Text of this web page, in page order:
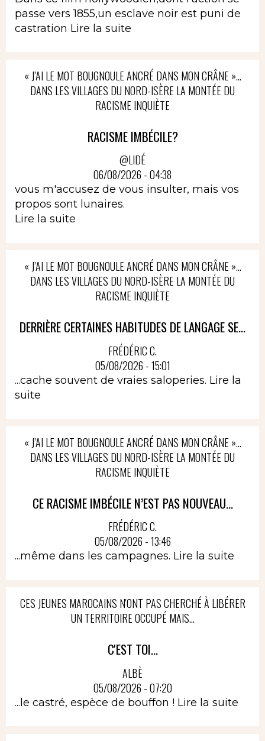
passe vers 1855,un esclave noir est puni de
castration Lire la suite
« J’AI LE MOT BOUGNOULE ANCRÉ DANS MON CRÂNE »…
DANS LES VILLAGES DU NORD-ISÈRE LA MONTÉE DU
RACISME INQUIÈTE
RACISME IMBÉCILE?
@LIDÉ
06/08/2026 - 04:38
vous m'accusez de vous insulter, mais vos
propos sont lunaires.
Lire la suite
« J’AI LE MOT BOUGNOULE ANCRÉ DANS MON CRÂNE »…
DANS LES VILLAGES DU NORD-ISÈRE LA MONTÉE DU
RACISME INQUIÈTE
DERRIÈRE CERTAINES HABITUDES DE LANGAGE SE...
FRÉDÉRIC C.
05/08/2026 - 15:01
...cache souvent de vraies saloperies. Lire la
suite
« J’AI LE MOT BOUGNOULE ANCRÉ DANS MON CRÂNE »…
DANS LES VILLAGES DU NORD-ISÈRE LA MONTÉE DU
RACISME INQUIÈTE
CE RACISME IMBÉCILE N’EST PAS NOUVEAU...
FRÉDÉRIC C.
05/08/2026 - 13:46
...même dans les campagnes. Lire la suite
CES JEUNES MAROCAINS N'ONT PAS CHERCHÉ À LIBÉRER
UN TERRITOIRE OCCUPÉ MAIS...
C'EST TOI...
ALBÈ
05/08/2026 - 07:20
...le castré, espèce de bouffon ! Lire la suite